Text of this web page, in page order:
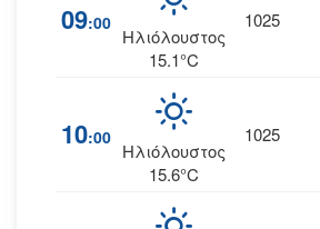
09:00
Ηλιόλουστος
15.1°C
1025
10:00
Ηλιόλουστος
15.6°C
1025